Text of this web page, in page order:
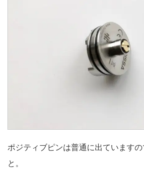
ポジティブピンは普通に出ています
と。